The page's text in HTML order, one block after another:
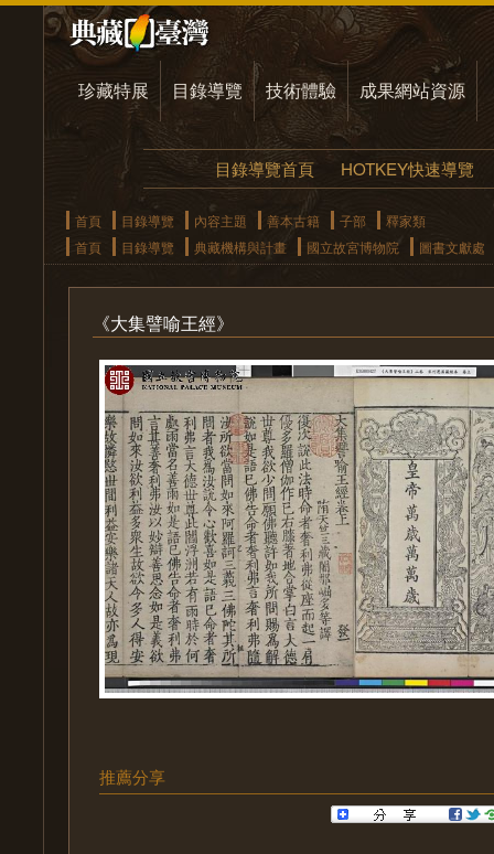
珍藏特展 目錄導覽 技術體驗 成果網站資源
目錄導覽首頁 HOTKEY快速導覽
首頁 目錄導覽 內容主題 善本古籍 子部
釋家類
首頁
目錄導覽 典藏機構與計畫 國立故宮博物院 圖書文獻處
《大集譬喻王經》
推薦分享